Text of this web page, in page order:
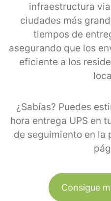
infraestructura
ciudades más
tiempos de
asegurando que los
eficiente a los
¿Sabías? Puedes
hora entrega UPS en
de seguimiento en la
Consigue